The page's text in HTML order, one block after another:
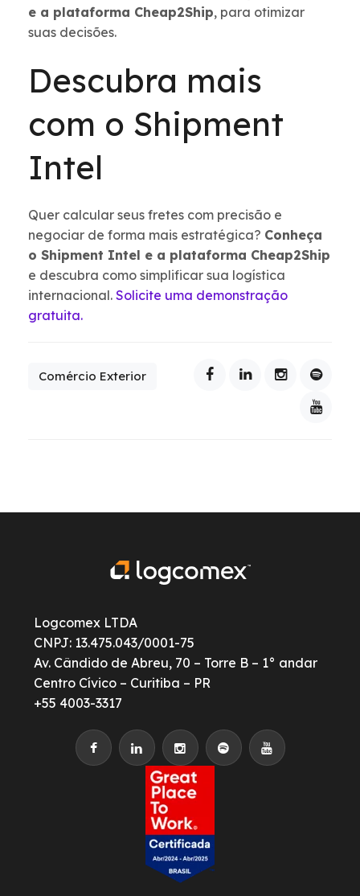
e a plataforma Cheap2Ship, para otimizar
suas decisões.
Descubra mais
com o Shipment
Intel
Quer calcular seus fretes com precisão e
negociar de forma mais estratégica? Conheça
o Shipment Intel e a plataforma Cheap2Ship
e descubra como simplificar sua logística
internacional. Solicite uma demonstração
gratuita.
Comércio Exterior
Logcomex LTDA
CNPJ: 13.475.043/0001-75
Av. Cândido de Abreu, 70 – Torre B – 1° andar
Centro Cívico – Curitiba – PR
+55 4003-3317